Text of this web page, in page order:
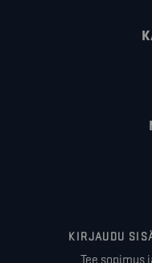
KIRJAUDU
Tee sopimus